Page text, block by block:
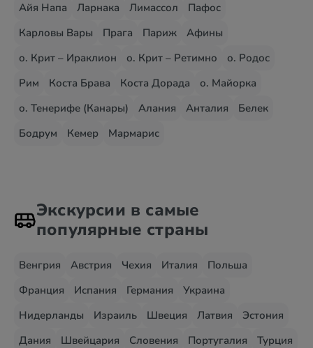
Айя Напа
Ларнака Лимассол
Пафос
Карловы Вары
Прага Париж
Афины
о. Крит – Ираклион
о. Крит – Ретимно
о. Родос
Рим
Коста Брава Коста Дорада
о. Майорка
о. Тенерифе (Канары)
Алания Анталия
Белек
Бодрум
Кемер Мармарис
Экскурсии в самые
популярные страны
Венгрия Австрия Чехия Италия
Польша
Франция
Испания Германия
Украина
Нидерланды
Израиль Швеция Латвия
Эстония
Дания
Швейцария Словения Португалия
Турция